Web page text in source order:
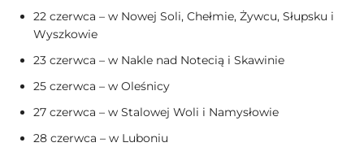
22 czerwca – w Nowej Soli, Chełmie, Żywcu, Słupsku i
Wyszkowie
23 czerwca – w Nakle nad Notecią i Skawinie
25 czerwca – w Oleśnicy
27 czerwca – w Stalowej Woli i Namysłowie
28 czerwca – w Luboniu